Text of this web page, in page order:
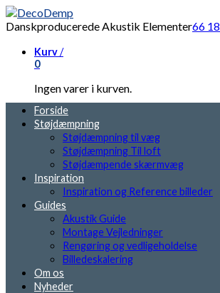
Danskproducerede Akustik Elementer66
Kurv/
0
Ingen varer i kurven.
Forside
Støjdæmpning
Støjdæmpning til væg
Støjdæmpning Til loft
Støjdæmpende skærmvæg
Inspiration
Inspiration og Reference billeder
Guides
Akustik Guide
Montage Vejledninger
Rengøring og vedligeholdelse
Billedeskalering
Om os
Nyheder